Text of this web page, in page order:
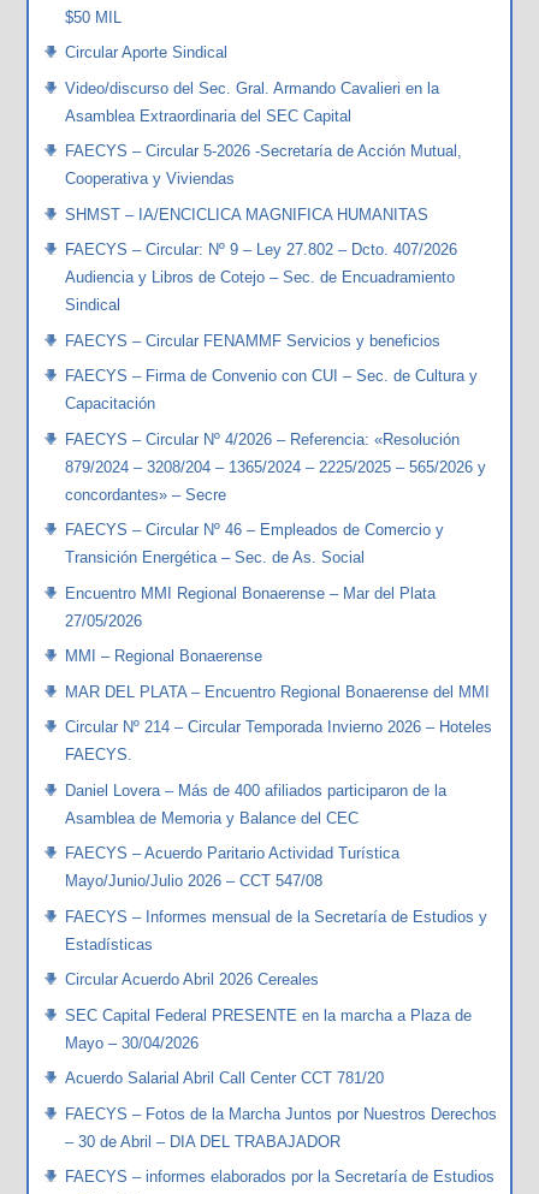
$50 MIL
Circular Aporte Sindical
Video/discurso del Sec. Gral. Armando Cavalieri en la
Asamblea Extraordinaria del SEC Capital
FAECYS – Circular 5-2026 -Secretaría de Acción Mutual,
Cooperativa y Viviendas
SHMST – IA/ENCICLICA MAGNIFICA HUMANITAS
FAECYS – Circular: Nº 9 – Ley 27.802 – Dcto. 407/2026
Audiencia y Libros de Cotejo – Sec. de Encuadramiento
Sindical
FAECYS – Circular FENAMMF Servicios y beneficios
FAECYS – Firma de Convenio con CUI – Sec. de Cultura y
Capacitación
FAECYS – Circular Nº 4/2026 – Referencia: «Resolución
879/2024 – 3208/204 – 1365/2024 – 2225/2025 – 565/2026 y
concordantes» – Secre
FAECYS – Circular Nº 46 – Empleados de Comercio y
Transición Energética – Sec. de As. Social
Encuentro MMI Regional Bonaerense – Mar del Plata
27/05/2026
MMI – Regional Bonaerense
MAR DEL PLATA – Encuentro Regional Bonaerense del MMI
Circular Nº 214 – Circular Temporada Invierno 2026 – Hoteles
FAECYS.
Daniel Lovera – Más de 400 afiliados participaron de la
Asamblea de Memoria y Balance del CEC
FAECYS – Acuerdo Paritario Actividad Turística
Mayo/Junio/Julio 2026 – CCT 547/08
FAECYS – Informes mensual de la Secretaría de Estudios y
Estadísticas
Circular Acuerdo Abril 2026 Cereales
SEC Capital Federal PRESENTE en la marcha a Plaza de
Mayo – 30/04/2026
Acuerdo Salarial Abril Call Center CCT 781/20
FAECYS – Fotos de la Marcha Juntos por Nuestros Derechos
– 30 de Abril – DIA DEL TRABAJADOR
FAECYS – informes elaborados por la Secretaría de Estudios